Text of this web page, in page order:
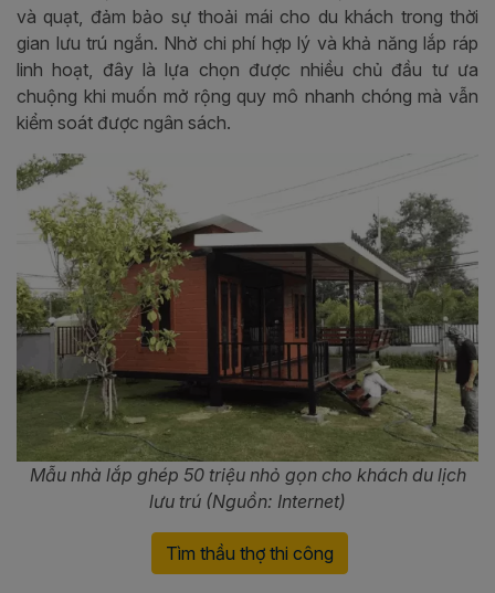
và quạt, đảm bảo sự thoải mái cho du khách trong thời
gian lưu trú ngắn. Nhờ chi phí hợp lý và khả năng lắp ráp
linh hoạt, đây là lựa chọn được nhiều chủ đầu tư ưa
chuộng khi muốn mở rộng quy mô nhanh chóng mà vẫn
kiểm soát được ngân sách.
Mẫu nhà lắp ghép 50 triệu nhỏ gọn cho khách du lịch
lưu trú (Nguồn: Internet)
Tìm thầu thợ thi công